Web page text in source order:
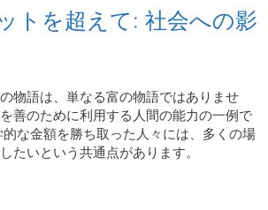
トを超えて: 社会への影
物語は、単なる富の物語ではありませ
善のために利用する人間の能力の一例で
な金額を勝ち取った人々には、多くの場
たいという共通点があります。